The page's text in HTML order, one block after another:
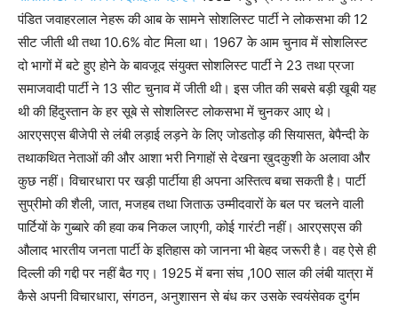
पंडित जवाहरलाल नेहरू की आब के सामने सोशलिस्ट पार्टी ने लोकसभा की 12
सीट जीती थी तथा 10.6% वोट मिला था। 1967 के आम चुनाव में सोशलिस्ट
दो भागों में बटे हुए होने के बावजूद संयुक्त सोशलिस्ट पार्टी ने 23 तथा प्रजा
समाजवादी पार्टी ने 13 सीट चुनाव में जीती थी। इस जीत की सबसे बड़ी खूबी यह
थी की हिंदुस्तान के हर सूबे से सोशलिस्ट लोकसभा में चुनकर आए थे।
आरएसएस बीजेपी से लंबी लड़ाई लड़ने के लिए जोडतोड़ की सियासत, बेपैन्दी के
तथाकथित नेताओं की और आशा भरी निगाहों से देखना ख़ुदकुशी के अलावा और
कुछ नहीं। विचारधारा पर खड़ी पार्टीया ही अपना अस्तित्व बचा सकती है। पार्टी
सुप्रीमो की शैली, जात, मजहब तथा जिताऊ उम्मीदवारों के बल पर चलने वाली
पार्टियों के गुब्बारे की हवा कब निकल जाएगी, कोई गारंटी नहीं। आरएसएस की
औलाद भारतीय जनता पार्टी के इतिहास को जानना भी बेहद जरूरी है। वह ऐसे ही
दिल्ली की गद्दी पर नहीं बैठ गए। 1925 में बना संघ ,100 साल की लंबी यात्रा में
कैसे अपनी विचारधारा, संगठन, अनुशासन से बंध कर उसके स्वयंसेवक दुर्गम